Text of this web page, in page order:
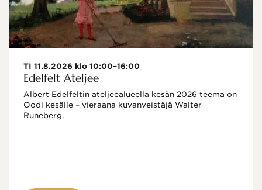
TI 11.8.2026 klo 10:00–16:00
Edelfelt Ateljee
Albert Edelfeltin ateljeealueella kesän 2026 teema on
Oodi kesälle – vieraana kuvanveistäjä Walter